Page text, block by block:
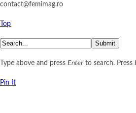
contact@femimag.ro
Top
Submit
Type above and press Enter to search. Press
Pin It